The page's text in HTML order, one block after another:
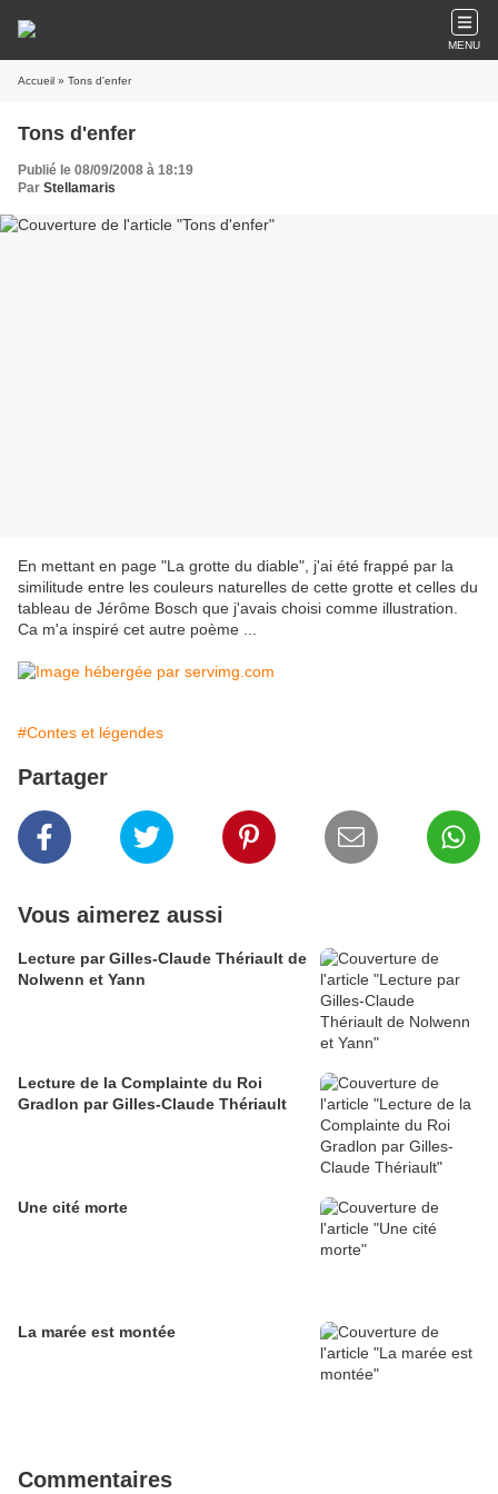
MENU
Accueil » Tons d'enfer
Tons d'enfer
Publié le 08/09/2008 à 18:19
Par Stellamaris
En mettant en page "La grotte du diable", j'ai été frappé par la
similitude entre les couleurs naturelles de cette grotte et celles du
tableau de Jérôme Bosch que j'avais choisi comme illustration.
Ca m'a inspiré cet autre poème ...
#Contes et légendes
Partager
Vous aimerez aussi
Lecture par Gilles-Claude Thériault de
Nolwenn et Yann
Lecture de la Complainte du Roi
Gradlon par Gilles-Claude Thériault
Une cité morte
La marée est montée
Commentaires